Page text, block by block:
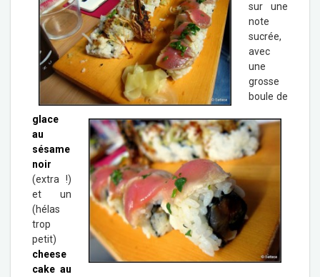
sur une
note
sucrée,
avec
une
grosse
boule de
glace
au
sésame
noir
(extra !)
et un
(hélas
trop
petit)
cheese
cake au